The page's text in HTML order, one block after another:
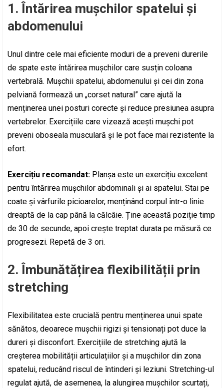
1. Întărirea mușchilor spatelui și
abdomenului
Unul dintre cele mai eficiente moduri de a preveni durerile
de spate este întărirea mușchilor care susțin coloana
vertebrală. Mușchii spatelui, abdomenului și cei din zona
pelviană formează un „corset natural” care ajută la
menținerea unei posturi corecte și reduce presiunea asupra
vertebrelor. Exercițiile care vizează acești mușchi pot
preveni oboseala musculară și le pot face mai rezistente la
efort.
Exercițiu recomandat: Planșa este un exercițiu excelent
pentru întărirea mușchilor abdominali și ai spatelui. Stai pe
coate și vârfurile picioarelor, menținând corpul într-o linie
dreaptă de la cap până la călcâie. Ține această poziție timp
de 30 de secunde, apoi crește treptat durata pe măsură ce
progresezi. Repetă de 3 ori.
2. Îmbunătățirea flexibilității prin
stretching
Flexibilitatea este crucială pentru menținerea unui spate
sănătos, deoarece mușchii rigizi și tensionați pot duce la
dureri și disconfort. Exercițiile de stretching ajută la
creșterea mobilității articulațiilor și a mușchilor din zona
spatelui, reducând riscul de întinderi și leziuni. Stretching-ul
regulat ajută, de asemenea, la alungirea mușchilor scurtați,